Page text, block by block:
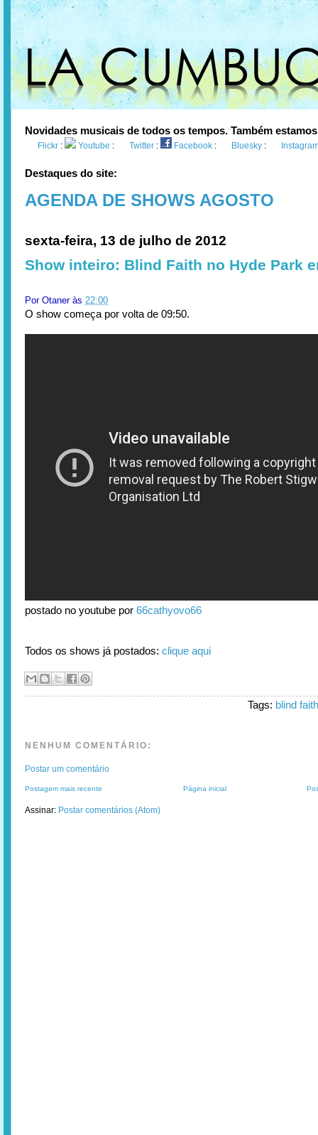
Novidades musicais de todos os tempos. Também
Flickr : Youtube : Twitter : Facebook : Bluesky :
Destaques do site:
AGENDA DE SHOWS AGOSTO
sexta-feira, 13 de julho de 2012
Show inteiro: Blind Faith no Hyde Park
Por Otaner às 22:00
O show começa por volta de 09:50.
postado no youtube por 66cathyovo66
Todos os shows já postados: clique aqui
Tags: blind faith
NENHUM COMENTÁRIO:
Postar um comentário
Postagem mais recente Página inicial
Assinar: Postar comentários (Atom)